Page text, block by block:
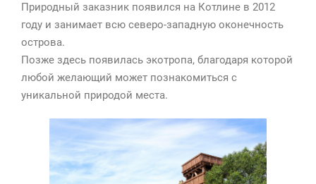
Котлин»
Природный заказник появился на Котлине в 2012
году и занимает всю северо-западную оконечность
острова.
Позже здесь появилась экотропа, благодаря которой
любой желающий может познакомиться с
уникальной природой места.